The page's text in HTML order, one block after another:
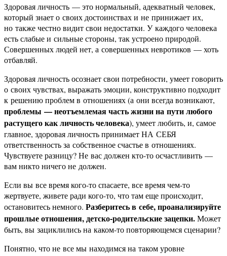
Здоровая личность — это нормальный, адекватный человек,
который знает о своих достоинствах и не принижает их,
но также честно видит свои недостатки. У каждого человека
есть слабые и сильные стороны, так устроено природой.
Совершенных людей нет, а совершенных невротиков — хоть
отбавляй.
Здоровая личность осознает свои потребности, умеет говорить
о своих чувствах, выражать эмоции, конструктивно подходит
к решению проблем в отношениях (а они всегда возникают,
проблемы — неотъемлемая часть жизни на пути любого
растущего как личность человека), умеет любить, и, самое
главное, здоровая личность принимает НА СЕБЯ
ответственность за собственное счастье в отношениях.
Чувствуете разницу? Не вас должен кто-то осчастливить —
вам никто ничего не должен.
Если вы все время кого-то спасаете, все время чем-то
жертвуете, живете ради кого-то, что там еще происходит,
остановитесь немного. Разберитесь в себе, проанализируйте
прошлые отношения, детско-родительские зацепки.Может
быть, вы зациклились на каком-то повторяющемся сценарии?
Понятно, что не все мы находимся на таком уровне